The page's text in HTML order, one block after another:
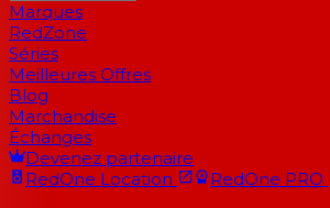
Marques
RedZone
Séries
Meilleures Offres
Blog
Marchandise
Échanges
Devenez partenaire
RedOne Location RedOne PRO